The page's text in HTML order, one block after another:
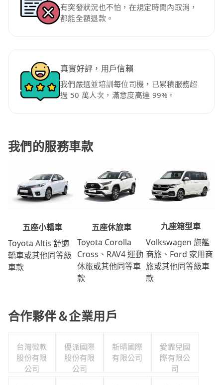
有突發狀況也不怕，在規定時間內取消，
都能全額退款。
真實好評，用戶信賴
我們嚴選並培訓每位司機，已累積服務超
過 50 萬人次，滿意度高達 99%。
我們的服務車款
五座小轎車
Toyota Altis 舒適
轎車或其他同等級
車款
五座休旅車
Toyota Corolla
Cross、RAV4 運動
休旅或其他同等車
款
九座箱型車
Volkswagen 旗艦
商旅、Ford 家用商
旅或其他同等級車
款
合作夥伴＆企業用戶
台灣微軟
股份有限
公司
優派國際
股份有限
公司
新晴國際
有限公司
愛霏兒國
際有限公
司